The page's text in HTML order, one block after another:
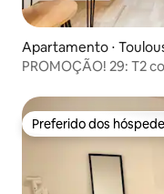
Apartamento ⋅
PROMOÇÃO! 29: T2
Preferido dos
Preferido dos